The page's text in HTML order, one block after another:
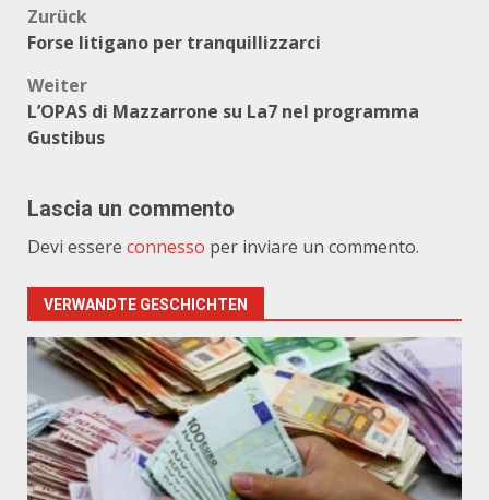
Beitragsnavigation
Zurück
Forse litigano per tranquillizzarci
Weiter
L’OPAS di Mazzarrone su La7 nel programma
Gustibus
Lascia un commento
Devi essere connesso per inviare un commento.
VERWANDTE GESCHICHTEN